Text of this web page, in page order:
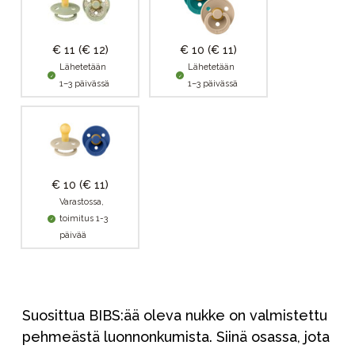
€ 11 (€ 12)
Lähetetään
1–3 päivässä
€ 10 (€ 11)
Lähetetään
1–3 päivässä
€ 10 (€ 11)
Varastossa,
toimitus 1-3
päivää
Suosittua BIBS:ää oleva nukke on valmistettu
pehmeästä luonnonkumista. Siinä osassa, jota